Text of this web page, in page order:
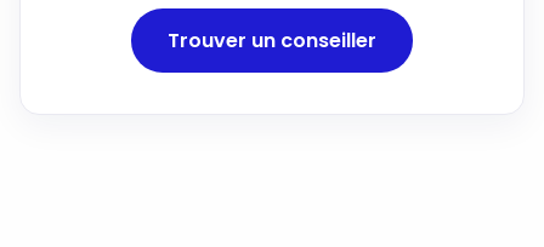
Trouver un conseiller